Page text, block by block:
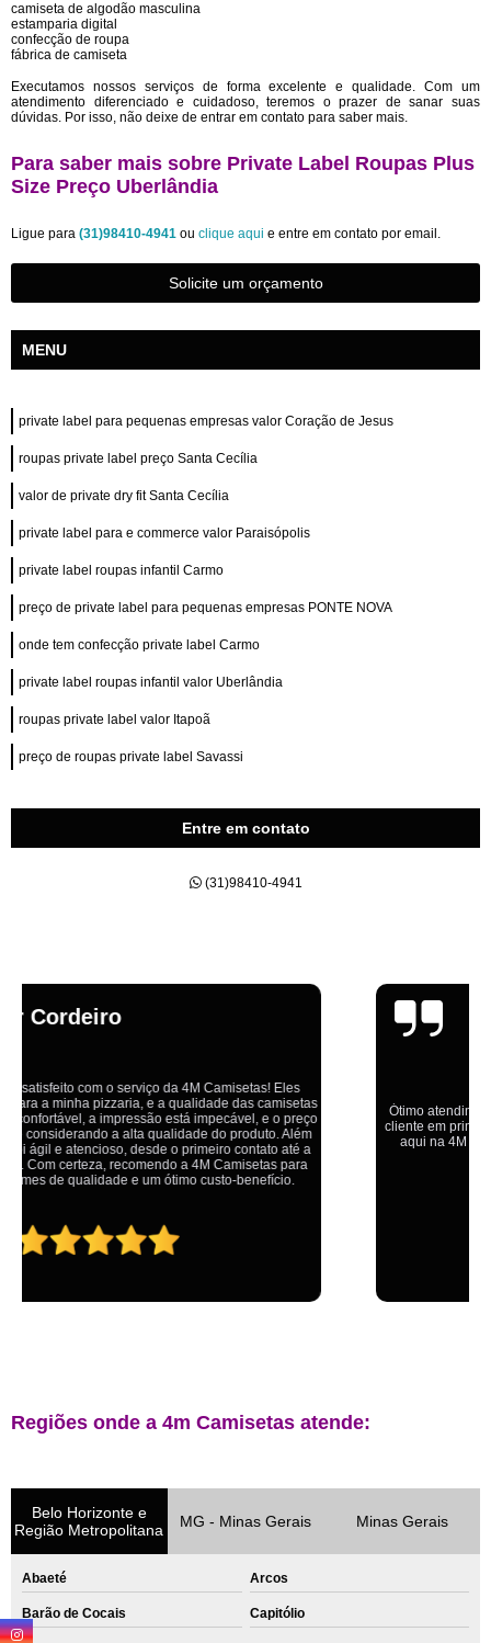
camiseta de algodão masculina
estamparia digital
confecção de roupa
fábrica de camiseta
Executamos nossos serviços de forma excelente e qualidade. Com um
atendimento diferenciado e cuidadoso, teremos o prazer de sanar suas
dúvidas. Por isso, não deixe de entrar em contato para saber mais.
Para saber mais sobre Private Label Roupas Plus
Size Preço Uberlândia
Ligue para (31)98410-4941 ou clique aqui e entre em contato por email.
Solicite um orçamento
MENU
private label para pequenas empresas valor Coração de Jesus
roupas private label preço Santa Cecília
valor de private dry fit Santa Cecília
private label para e commerce valor Paraisópolis
private label roupas infantil Carmo
preço de private label para pequenas empresas PONTE NOVA
onde tem confecção private label Carmo
private label roupas infantil valor Uberlândia
roupas private label valor Itapoã
preço de roupas private label Savassi
Entre em contato
(31)98410-4941
Emília
Ótimo atendimento,todos muito educados, prestativos e que colocam o
cliente em primeiro lugar. Qualquer lugar tem problemas,isso é fato, mas
aqui na 4M tudo é resolvido com calma e de forma que todos saem
ganhando no final.
Regiões onde a 4m Camisetas atende:
Belo Horizonte e
Região Metropolitana
MG - Minas Gerais Minas Gerais
Abaeté Arcos
Barão de Cocais Capitólio